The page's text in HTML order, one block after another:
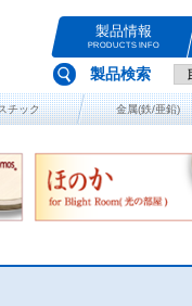
製品情報
PRODUCTS INFO
製品検索
チック 金属(鉄/亜鉛)